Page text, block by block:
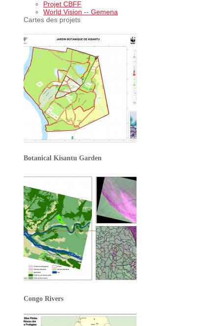
Projet CBFF
World Vision -- Gemena
Cartes des projets
Botanical Kisantu Garden
Congo Rivers